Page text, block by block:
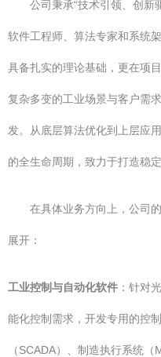
公司秉承“技术引领、创新
软件工程师、算法专家和系统
具备扎实的理论基础，更在项
复杂多变的工业场景与客户需
发。从底层算法优化到上层应
的全生命周期，致力于打造稳
在具体业务方向上，公司
展开：
工业控制与自动化软件 ：针对
能化控制需求，开发专用的控
（SCADA）、制造执行系统